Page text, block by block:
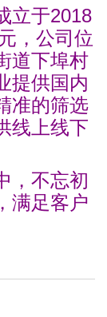
立于2018
，公司位
道下埠村
提供国内
准的筛选
线上线下
，不忘初
满足客户